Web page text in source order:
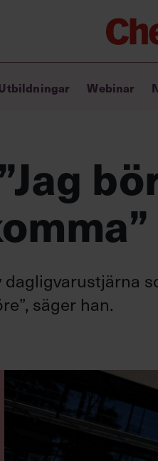
Lyft ditt
Chef
fickan
Webinar
säger han.